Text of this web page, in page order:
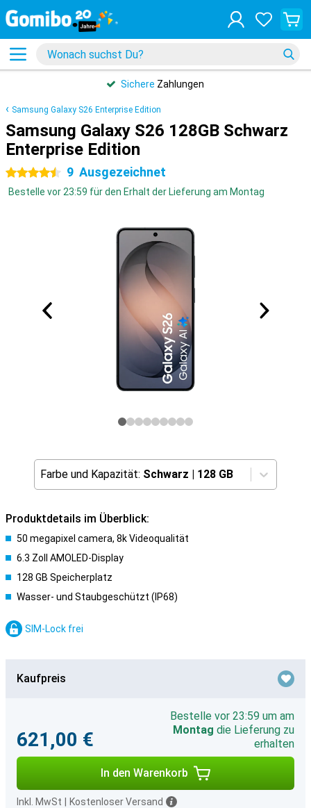
Sichere Zahlungen
Samsung Galaxy S26 Enterprise Edition
Samsung Galaxy S26 128GB Schwarz
Enterprise Edition
4.5 Sterne 9 Ausgezeichnet
Bestelle vor 23:59 für den Erhalt der Lieferung am Montag
Farbe und Kapazität: Schwarz | 128 GB
Produktdetails im Überblick:
50 megapixel camera, 8k Videoqualität
6.3 Zoll AMOLED-Display
128 GB Speicherplatz
Wasser- und Staubgeschützt (IP68)
SIM-Lock frei
Kaufpreis
621,00 €
Bestelle vor 23:59 um am
Montag die Lieferung zu
erhalten
In den Warenkorb
Inkl. MwSt Kostenloser Versand